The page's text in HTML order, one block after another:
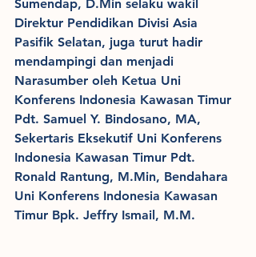
Sumendap, D.Min selaku wakil
Direktur Pendidikan Divisi Asia
Pasifik Selatan, juga turut hadir
mendampingi dan menjadi
Narasumber oleh Ketua Uni
Konferens Indonesia Kawasan Timur
Pdt. Samuel Y. Bindosano, MA,
Sekertaris Eksekutif Uni Konferens
Indonesia Kawasan Timur Pdt.
Ronald Rantung, M.Min, Bendahara
Uni Konferens Indonesia Kawasan
Timur Bpk. Jeffry Ismail, M.M.